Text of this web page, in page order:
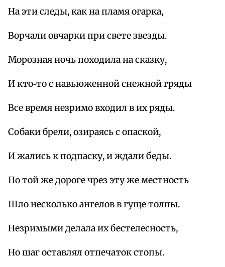
На эти следы, как на пламя огарка,
Ворчали овчарки при свете звезды.
Морозная ночь походила на сказку,
И кто‑то с навьюженной снежной гряды
Все время незримо входил в их ряды.
Собаки брели, озираясь с опаской,
И жались к подпаску, и ждали беды.
По той же дороге чрез эту же местность
Шло несколько ангелов в гуще толпы.
Незримыми делала их бестелесность,
Но шаг оставлял отпечаток стопы.